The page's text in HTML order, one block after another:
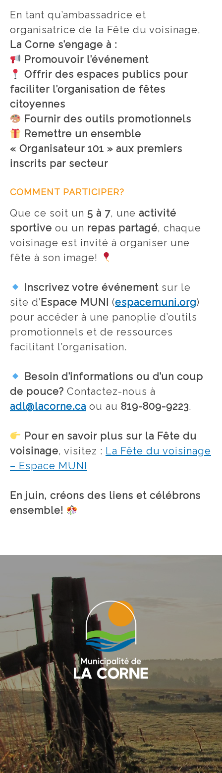
En tant qu’ambassadrice et
organisatrice de la Fête du voisinage,
La Corne s’engage à :
Promouvoir l’événement
Offrir des espaces publics pour
faciliter l’organisation de fêtes
citoyennes
Fournir des outils promotionnels
Remettre un ensemble
« Organisateur 101 » aux premiers
inscrits par secteur
COMMENT PARTICIPER?
Que ce soit un 5 à 7, une activité
sportive ou un repas partagé, chaque
voisinage est invité à organiser une
fête à son image!
Inscrivez votre événementsur le
site d’Espace MUNI (espacemuni.org)
pour accéder à une panoplie d’outils
promotionnels et de ressources
facilitant l’organisation.
Besoin d’informations ou d’un coup
de pouce? Contactez-nous à
adl@lacorne.ca ou au 819-809-9223.
Pour en savoir plus sur la Fête du
voisinage, visitez : La Fête du voisinage
– Espace MUNI
En juin, créons des liens et célébrons
ensemble!